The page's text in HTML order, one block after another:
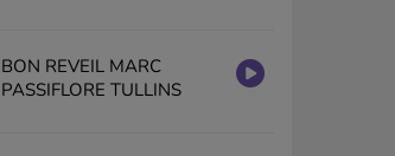
BON REVEIL MARC
PASSIFLORE TULLINS